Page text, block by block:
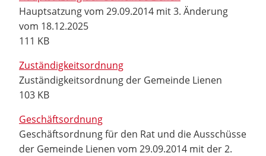
Hauptsatzung vom 29.09.2014 mit 3. Änderung
vom 18.12.2025
111 KB
Zuständigkeitsordnung
Zuständigkeitsordnung der Gemeinde Lienen
103 KB
Geschäftsordnung
Geschäftsordnung für den Rat und die Ausschüsse
der Gemeinde Lienen vom 29.09.2014 mit der 2.